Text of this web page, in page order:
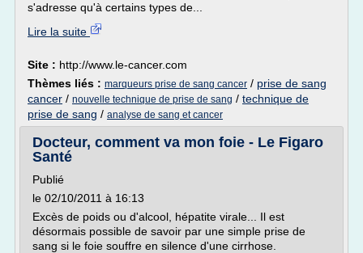
s'adresse qu'à certains types de...
Lire la suite
Site : http://www.le-cancer.com
Thèmes liés : marqueurs prise de sang cancer / prise de sang
cancer / nouvelle technique de prise de sang / technique de
prise de sang / analyse de sang et cancer
Docteur, comment va mon foie - Le Figaro
Santé
Publié
le 02/10/2011 à 16:13
Excès de poids ou d'alcool, hépatite virale... Il est
désormais possible de savoir par une simple prise de
sang si le foie souffre en silence d'une cirrhose.